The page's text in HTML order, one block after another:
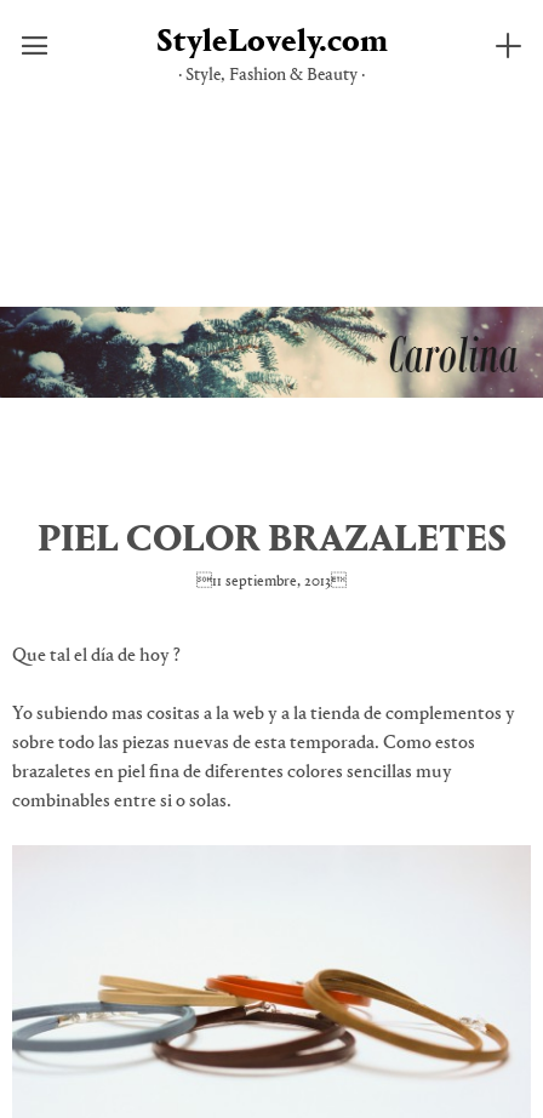
StyleLovely.com
· Style, Fashion & Beauty ·
PIEL COLOR BRAZALETES
11 septiembre, 2013
Que tal el día de hoy ?
Yo subiendo mas cositas a la web y a la tienda de complementos y
sobre todo las piezas nuevas de esta temporada. Como estos
brazaletes en piel fina de diferentes colores sencillas muy
combinables entre si o solas.